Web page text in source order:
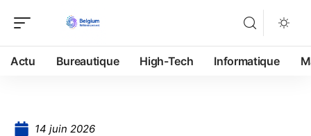
Actu Bureautique High-Tech Informatique
14 juin 2026